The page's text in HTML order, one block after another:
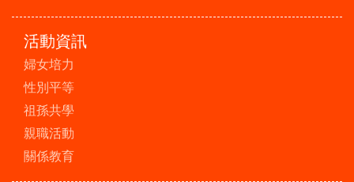
活動資訊
婦女培力
性別平等
祖孫共學
親職活動
關係教育